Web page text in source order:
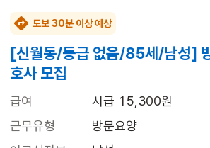
도보 30분 이상 예상
[신월동/등급 없음/85세/남성]
호사 모집
급여
시급 15,300원
근무유형
방문요양